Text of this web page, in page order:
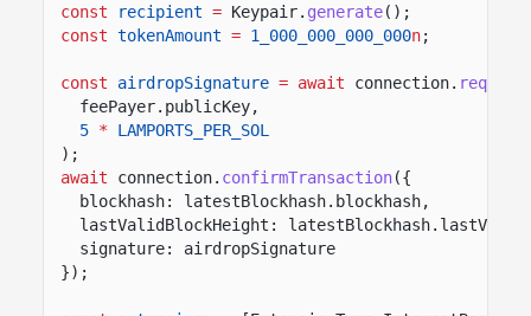
const
recipient = Keypair. generate();
const tokenAmount = 1_000_000_000_000n;
const airdropSignature = await connection.
feePayer.publicKey,
5 *
LAMPORTS_PER_SOL
);
await
connection. confirmTransaction({
blockhash: latestBlockhash.blockhash,
lastValidBlockHeight:
signature: airdropSignature
});